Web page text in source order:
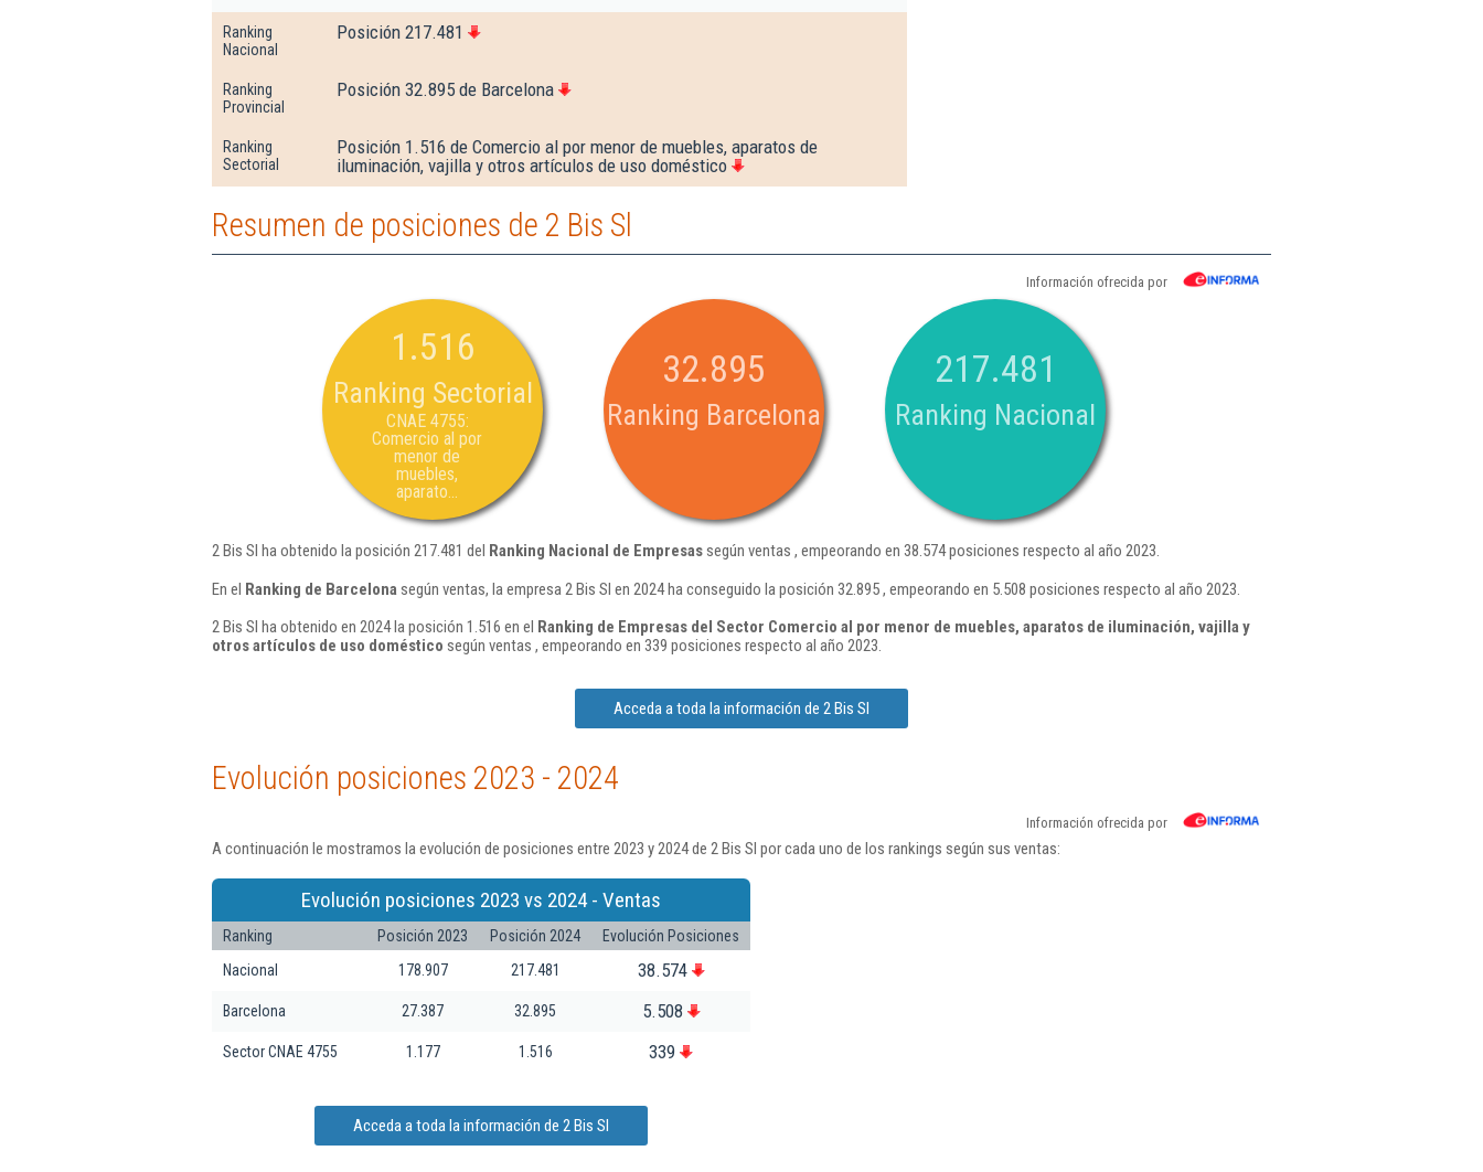
Ranking
Nacional
Posición 217.481
Ranking
Provincial
Posición 32.895 de Barcelona
Ranking
Sectorial
Posición 1.516 de Comercio al por menor de muebles, aparatos de
iluminación, vajilla y otros artículos de uso doméstico
Resumen de posiciones de 2 Bis Sl
Información ofrecida por
1.516
Ranking Sectorial
CNAE 4755:
Comercio al por
menor de
muebles,
aparato...
32.895
Ranking Barcelona
217.481
Ranking Nacional
2 Bis Sl ha obtenido la posición 217.481 del Ranking Nacional de Empresassegún ventas , empeorando en 38.574 posiciones respecto al año 2023.
En el Ranking de Barcelona según ventas, la empresa 2 Bis Sl en 2024 ha conseguido la posición 32.895 , empeorando en 5.508 posiciones respecto al año 2023.
2 Bis Sl ha obtenido en 2024 la posición 1.516 en el Ranking de Empresas del Sector Comercio al por menor de muebles, aparatos de iluminación, vajilla y
otros artículos de uso doméstico según ventas , empeorando en 339 posiciones respecto al año 2023.
Acceda a toda la información de 2 Bis Sl
Evolución posiciones 2023 - 2024
Información ofrecida por
A continuación le mostramos la evolución de posiciones entre 2023 y 2024 de 2 Bis Sl por cada uno de los rankings según sus ventas:
Evolución posiciones 2023 vs 2024 - Ventas
Ranking Posición 2023 Posición 2024
Evolución Posiciones
Nacional
178.907 217.481 38.574
Barcelona 27.387 32.895 5.508
Sector CNAE 4755 1.177 1.516 339
Acceda a toda la información de 2 Bis Sl